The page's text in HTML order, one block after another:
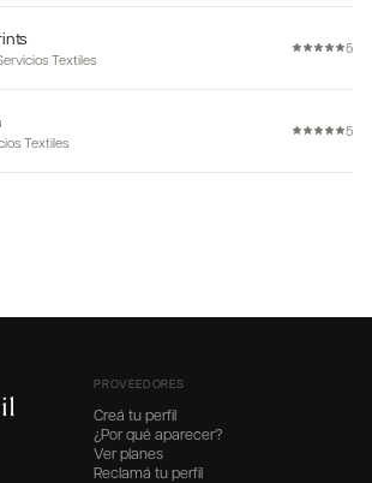
Textiles
5
Textiles
5
PROVEEDORES
Creá tu perfil
¿Por qué aparecer?
Ver planes
Reclamá tu perfil